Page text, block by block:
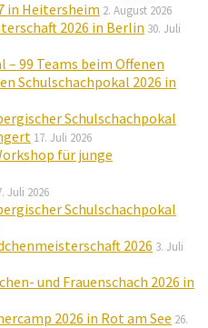
in Heitersheim 2. August 2026
2026 in Berlin 30. Juli
99 Teams beim Offenen
Schulschachpokal 2026 in
Schulschachpokal
17. Juli 2026
für junge
Juli 2026
Schulschachpokal
2026 3. Juli
und Frauenschach 2026 in
2026 in Rot am See 26.